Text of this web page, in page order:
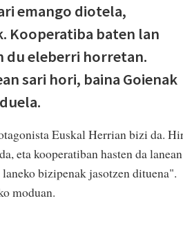
emango diotela,
Kooperatiba baten lan
du eleberri horretan.
sari hori, baina Goienak
Euskal Herrian bizi da.
eta kooperatiban hasten da
bizipenak jasotzen dituena".
moduan.